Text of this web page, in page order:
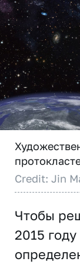
Credit: Jin
Чтобы
2015